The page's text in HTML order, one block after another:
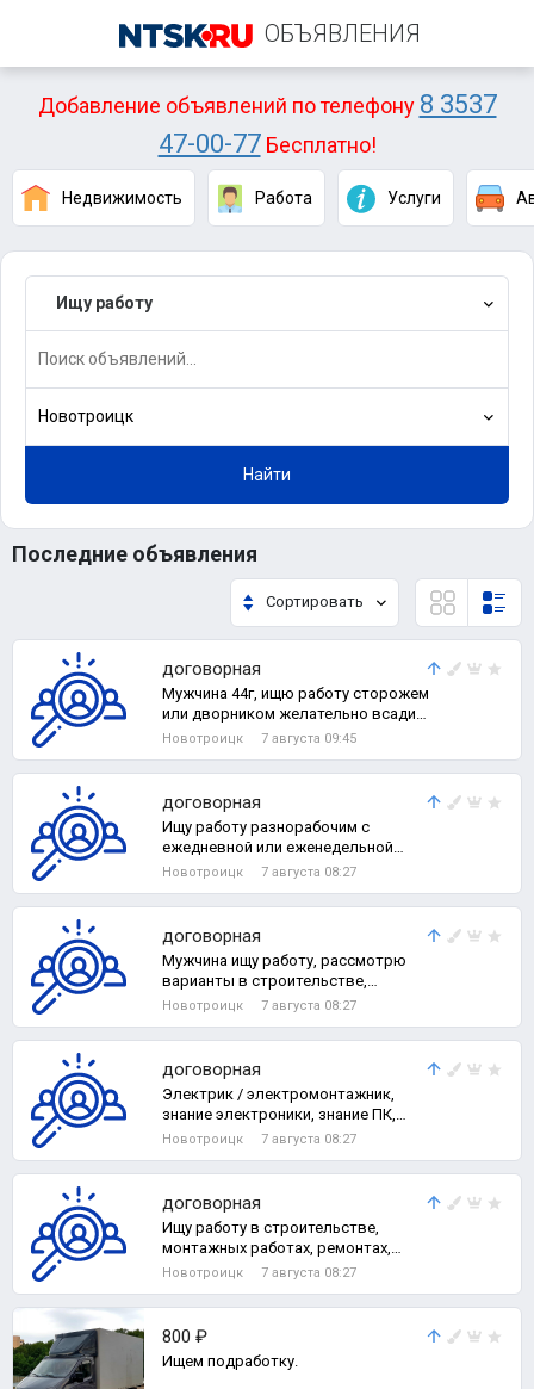
ОБЪЯВЛЕНИЯ
Добавление объявлений по телефону 8 3537
47-00-77Бесплатно!
Недвижимость Работа Услуги
Ищу работу
Новотроицк
Найти
Последние объявления
Сортировать
договорная
Мужчина 44г, ищю работу сторожем
или дворником желательно всадик
на заподном, не пью не курю не
Новотроицк 7 августа 09:45
договорная
Ищу работу разнорабочим с
ежедневной или еженедельной
оплатой, на постоянной основе, с
Новотроицк 7 августа 08:27
договорная
Мужчина ищу работу, рассмотрю
варианты в строительстве,
торговле, производстве.
Новотроицк 7 августа 08:27
договорная
Электрик / электромонтажник,
знание электроники, знание ПК,
слаботочного оборудования,
Новотроицк 7 августа 08:27
договорная
Ищу работу в строительстве,
монтажных работах, ремонтах,
отделке.
Новотроицк 7 августа 08:27
800 ₽
Ищем подработку.